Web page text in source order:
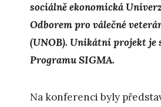
sociálně ekonomická
Odborem pro válečné
(UNOB). Unikátní projekt je
Programu SIGMA.
Na konferenci byly